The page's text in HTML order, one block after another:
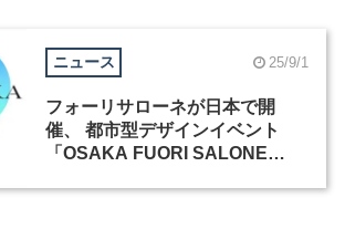
ニュース 25/9/1
フォーリサローネが日本で開
催、 都市型デザインイベント
「OSAKA FUORI SALONE